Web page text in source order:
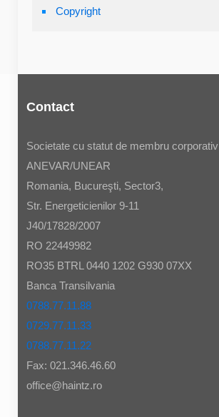
Copyright
Contact
Societate cu statut de membru corporativ
ANEVAR/UNEAR
Romania, Bucureşti, Sector3,
Str. Energeticienilor 9-11
J40/17828/2007
RO 22449982
RO35 BTRL 0440 1202 G930 07XX
Banca Transilvania
0788.77.11.88
0729.77.11.33
0788.77.11.22
Fax: 021.346.46.60
office@haintz.ro